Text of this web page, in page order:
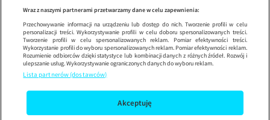
Wraz z naszymi partnerami przetwarzamy dane w celu zapewnienia:
Przechowywanie informacji na urządzeniu lub dostęp do nich. Tworzenie profili w celu
personalizacji treści. Wykorzystywanie profili w celu doboru spersonalizowanych treści.
Tworzenie profili w celu spersonalizowanych reklam. Pomiar efektywności treści.
Wykorzystanie profili do wyboru spersonalizowanych reklam. Pomiar efektywności reklam.
Rozumienie odbiorców dzięki statystyce lub kombinacji danych z różnych źródeł. Rozwój i
ulepszanie usług. Wykorzystywanie ograniczonych danych do wyboru reklam.
Lista partnerów (dostawców)
Akceptuję